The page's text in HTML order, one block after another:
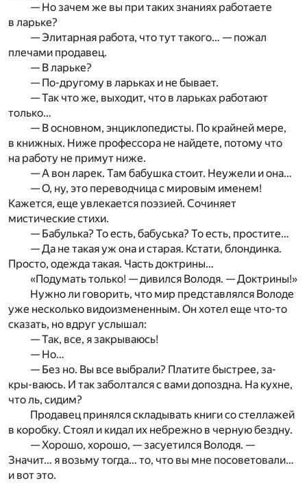
— Но зачем же вы при таких знаниях работаете
в ларьке?
— Элитарная работа, что тут такого… — пожал
плечами продавец.
— В ларьке?
— По-другому в ларьках и не бывает.
— Так что же, выходит, что в ларьках работают
только…
— В основном, энциклопедисты. По крайней мере,
в книжных. Ниже профессора не найдете, потому что
на работу не примут ниже.
— А вон ларек. Там бабушка стоит. Неужели и она…
— О, ну, это переводчица с мировым именем!
Кажется, еще увлекается поэзией. Сочиняет
мистические стихи.
— Бабулька? То есть, бабуська? То есть, простите…
— Да не такая уж она и старая. Кстати, блондинка.
Просто, одежда такая. Часть доктрины…
«Подумать только! — дивился Володя. — Доктрины!»
Нужно ли говорить, что мир представлялся Володе
уже несколько видоизмененным. Он хотел еще что-то
сказать, но вдруг услышал:
— Так, все, я закрываюсь!
— Но…
— Без но. Вы все выбрали? Платите быстрее, за-
кры-ваюсь. И так заболтался с вами допоздна. На кухне,
что ль, сидим?
Продавец принялся складывать книги со стеллажей
в коробку. Стоял и кидал их небрежно в черную бездну.
— Хорошо, хорошо, — засуетился Володя. —
Значит… я возьму тогда… то, что вы мне посоветовали…
и вот это.